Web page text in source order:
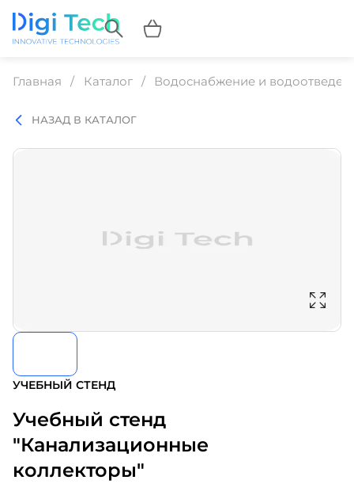
Главная Каталог Водоснабжение и
НАЗАД В КАТАЛОГ
УЧЕБНЫЙ СТЕНД
Учебный стенд
"Канализационные
коллекторы"